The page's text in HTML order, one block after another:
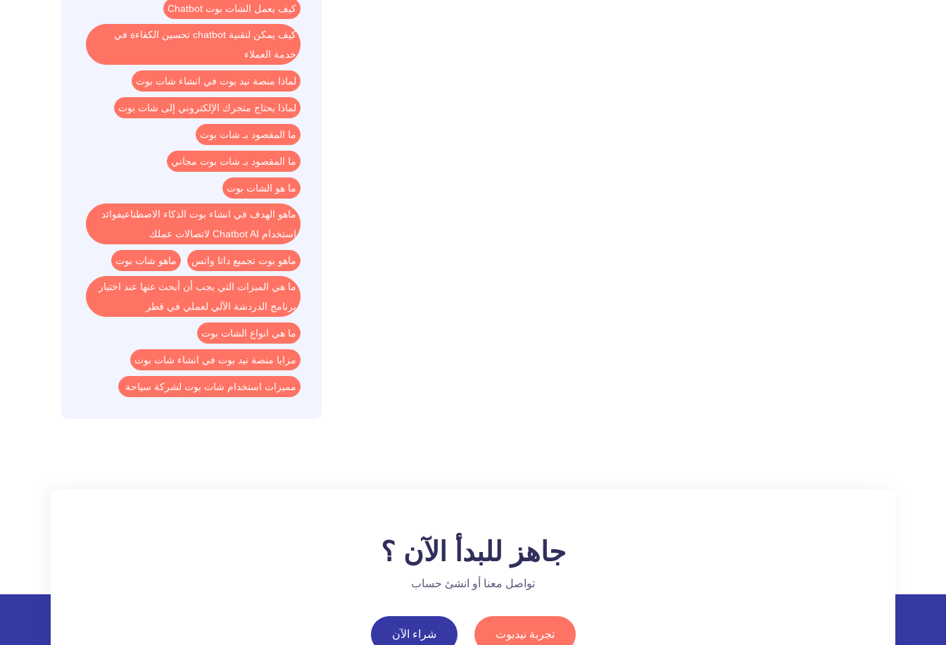
كيف يعمل الشات بوت Chatbot
كيف يمكن لتقنية chatbot تحسين الكفاءة في
خدمة العملاء
لماذا منصة نيد بوت في انشاء شات بوت
لماذا يحتاج متجرك الإلكتروني إلى شات بوت
ما المقصود بـ شات بوت
ما المقصود بـ شات بوت مجاني
ما هو الشات بوت
ماهو الهدف في انشاء بوت الذكاء الاصطناعيفوائد
استخدام Chatbot AI لاتصالات عملك
ماهو بوت تجميع داتا واتس ماهو شات بوت
ما هي الميزات التي يجب أن أبحث عنها عند اختيار
برنامج الدردشة الآلي لعملي في قطر
ما هي انواع الشات بوت
مزايا منصة نيد بوت في انشاء شات بوت
مميزات استخدام شات بوت لشركة سياحة
جاهز للبدأ الآن ؟
تواصل معنا أو انشئ حساب
تجربة نيدبوت شراء الآن